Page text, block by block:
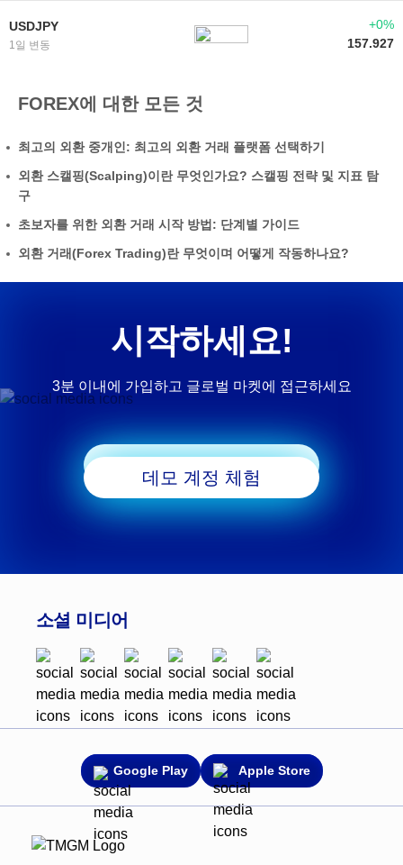
USDJPY
1일 변동
+0%
157.927
FOREX에 대한 모든 것
최고의 외환 중개인: 최고의 외환 거래 플랫폼 선택하기
외환 스캘핑(Scalping)이란 무엇인가요? 스캘핑 전략 및 지표 탐
구
초보자를 위한 외환 거래 시작 방법: 단계별 가이드
외환 거래(Forex Trading)란 무엇이며 어떻게 작동하나요?
시작하세요!
3분 이내에 가입하고 글로벌 마켓에 접근하세요
거래 시작
데모 계정 체험
소셜 미디어
Google Play Apple Store